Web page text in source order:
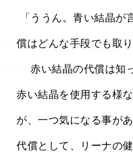
償はどんな手段でも取
赤い結晶を使用する様
が、一つ気になる事が
代償として、リーナの